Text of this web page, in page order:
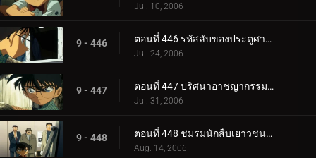
Jul. 10, 2006
9 - 446 ตอนที่ 446 รหัสลับของประตูศาลเจ้า (ตอนจบ)
Jul. 24, 2006
9 - 447 ตอนที่ 447 ปริศนาอาชญากรรมครึ่งเดียว
Jul. 31, 2006
9 - 448 ตอนที่ 448 ชมรมนักสืบเยาวชนกับนกสีฟ้า
Aug. 14, 2006